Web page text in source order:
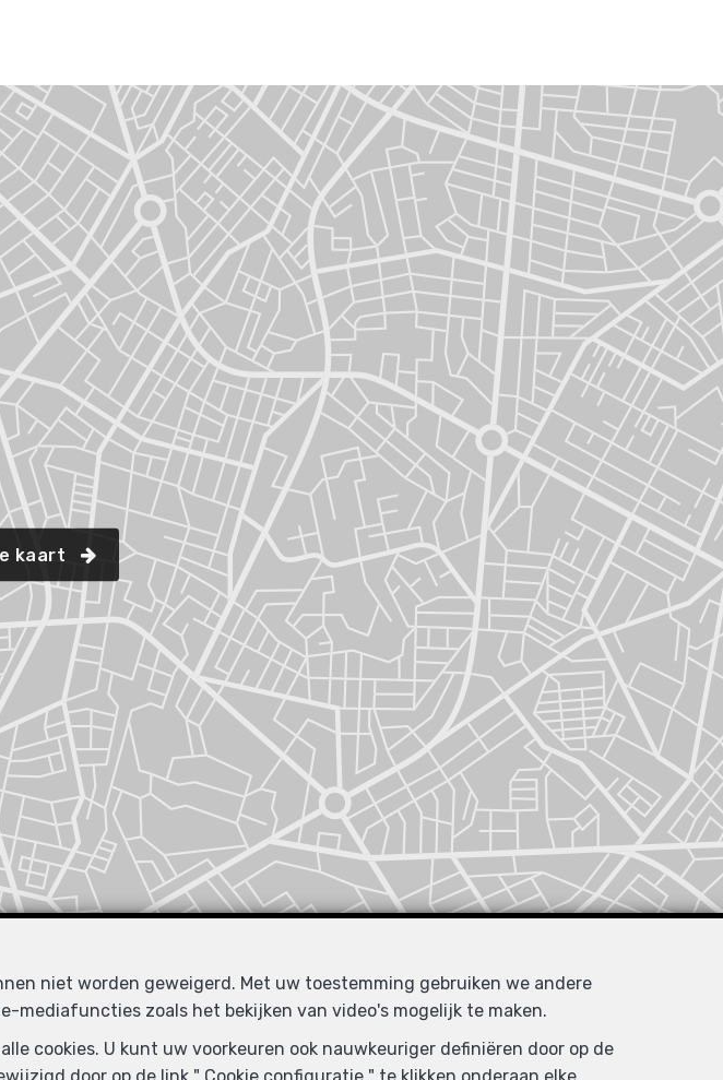
kaart
niet worden geweigerd. Met uw toestemming gebruiken we andere
mediafuncties zoals het bekijken van video's mogelijk te maken.
cookies. U kunt uw voorkeuren ook nauwkeuriger definiëren door op de